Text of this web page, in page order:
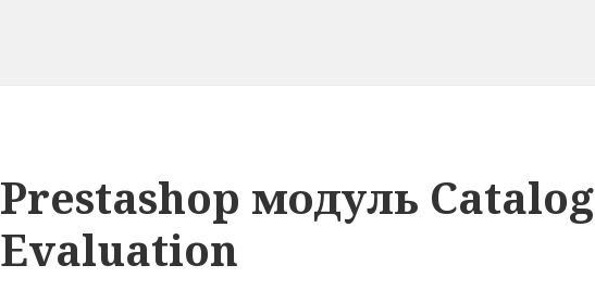
Prestashop модуль Catalog
Evaluation